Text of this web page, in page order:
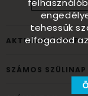
AKTUÁLIS
SZÁMOS SZÜLINAP
tehessük
elfogadod